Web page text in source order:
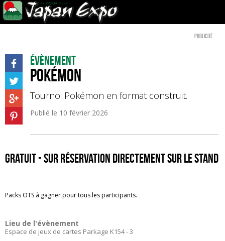
Publicité
Évènement
Pokémon
Tournoi Pokémon en format construit.
Publié le 10 février 2026
Gratuit - sur réservation directement sur le stand
Packs OTS à gagner pour tous les participants.
Lieu de l'évènement
Espace de jeux de cartes Parkage K154 - 3